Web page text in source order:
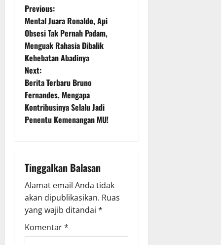
P
o
s
t
n
a
g
a
t
i
Previous:
Mental Juara Ronaldo, Api
Obsesi Tak Pernah Padam,
Menguak Rahasia Dibalik
Kehebatan Abadinya
Next:
Berita Terbaru Bruno
Fernandes, Mengapa
Kontribusinya Selalu Jadi
Penentu Kemenangan MU!
Tinggalkan Balasan
Alamat email Anda tidak
akan dipublikasikan. Ruas
yang wajib ditandai *
Komentar*